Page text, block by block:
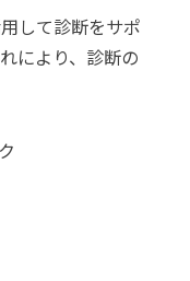
して診断をサポ
により、診断の